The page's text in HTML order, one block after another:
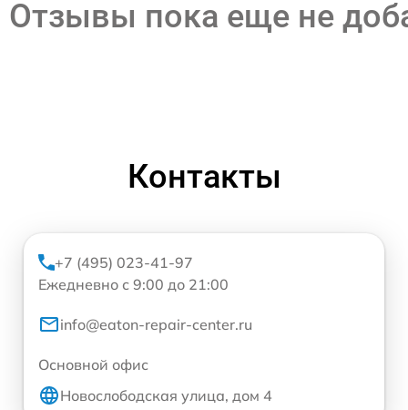
Отзывы пока еще не
Контакты
+7 (495) 023-41-97
Ежедневно с 9:00 до 21:00
info@eaton-repair-center.ru
Основной офис
Новослободская улица, дом 4